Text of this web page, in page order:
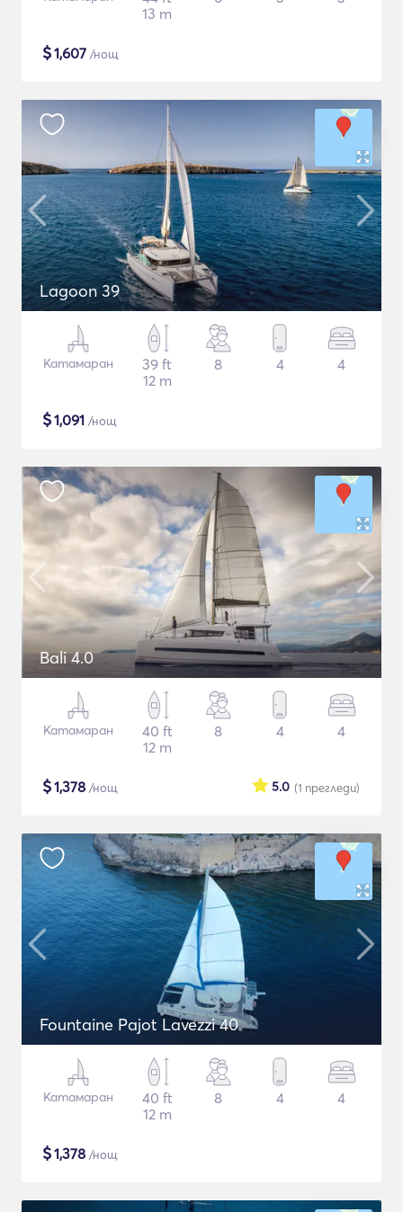
13 m
$1,607 /нощ
Lagoon 39
Катамаран
39 ft
12 m
8 4 4
$1,091 /нощ
Bali 4.0
Катамаран
40 ft
12 m
8 4 4
$1,378 /нощ (1 прегледи)
5.0
Fountaine Pajot Lavezzi 40
Катамаран
40 ft
12 m
8 4 4
$1,378 /нощ